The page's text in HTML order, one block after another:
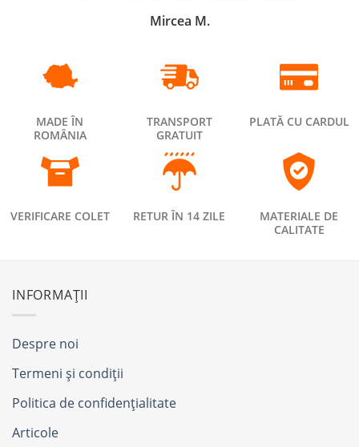
Mircea M.
MADE ÎN
ROMÂNIA
TRANSPORT
GRATUIT
PLATĂ CU CARDUL
VERIFICARE COLET RETUR ÎN 14 ZILE
MATERIALE DE
CALITATE
INFORMAȚII
Despre noi
Termeni și condiții
Politica de confidențialitate
Articole